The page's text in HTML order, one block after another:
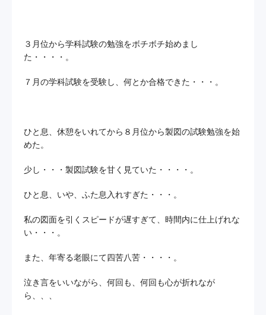
３月位から学科試験の勉強をボチボチ始めまし
た・・・・。
７月の学科試験を受験し、何とか合格できた・・・。
ひと息、休憩をいれてから８月位から製図の試験勉強を始
めた。
少し・・・製図試験を甘く見ていた・・・・。
ひと息、いや、ふた息入れすぎた・・・。
私の図面を引くスピードが遅すぎて、時間内に仕上げれな
い・・・。
また、年寄る老眼にて四苦八苦・・・・。
泣き言をいいながら、何回も、何回も心が折れなが
ら、、、